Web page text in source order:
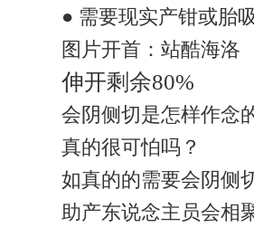
● 需要现实产钳或胎
图片开首：站酷海洛
伸开剩余80%
会阴侧切是怎样作念
真的很可怕吗？
如真的的需要会阴侧
助产东说念主员会相